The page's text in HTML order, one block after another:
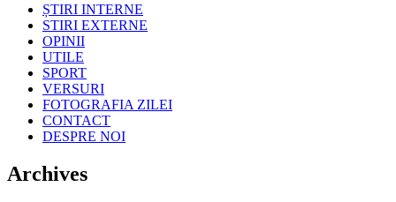
ȘTIRI INTERNE
STIRI EXTERNE
OPINII
UTILE
SPORT
VERSURI
FOTOGRAFIA ZILEI
CONTACT
DESPRE NOI
Archives